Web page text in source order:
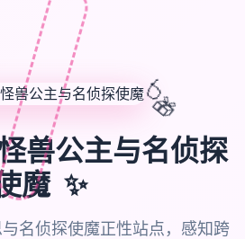
兽公主与名侦探
魔 ✨
名侦探使魔正性站点，感知跨
🎈
🎁